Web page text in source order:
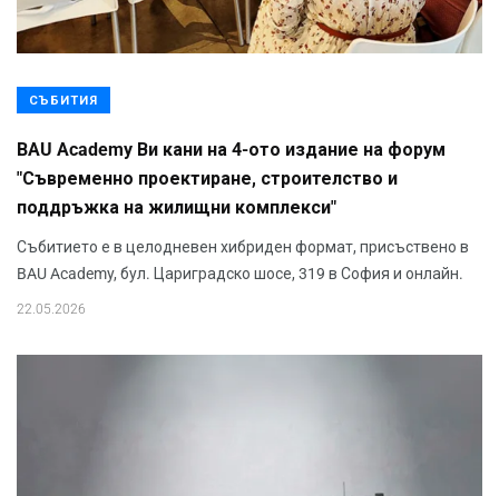
СЪБИТИЯ
BAU Academy Ви кани на 4-ото издание на форум
"Съвременно проектиране, строителство и
поддръжка на жилищни комплекси"
Събитието е в целодневен хибриден формат, присъствено в
BAU Academy, бул. Цариградско шосе, 319 в София и онлайн.
22.05.2026